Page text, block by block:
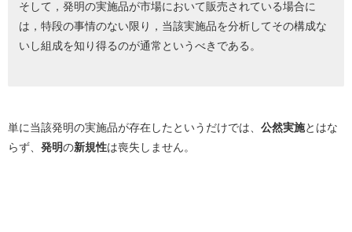
そして，発明の実施品が市場において販売されている場合に
は，特段の事情のない限り，当該実施品を分析してその構成な
いし組成を知り得るのが通常というべきである。
単に当該発明の実施品が存在したというだけでは、 公然実施とはな
らず、 発明の新規性は喪失しません。